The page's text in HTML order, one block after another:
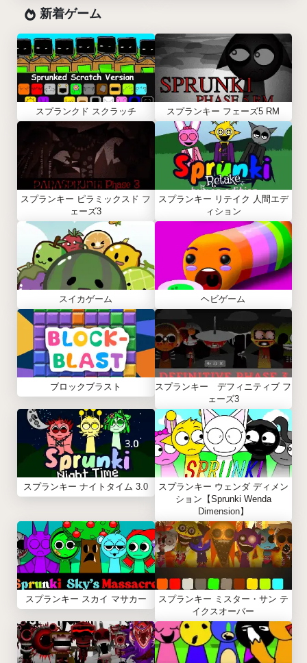
新着ゲーム
スプランクド スクラッチ スプランキー フェーズ5 RM
スプランキー ピラミックスド フ
ェーズ3
スプランキー リテイク 人間エデ
ィション
スイカゲーム ヘビゲーム
ブロックブラスト
スプランキー デフィニティブ フ
ェーズ3
スプランキー ナイトタイム 3.0
スプランキー ウェンダ ディメン
ション【Sprunki Wenda
Dimension】
スプランキー スカイ マサカー
スプランキー ミスター・サン テ
イクスオーバー